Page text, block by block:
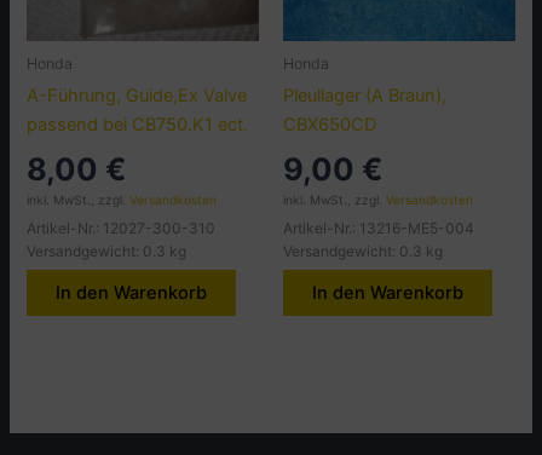
Honda
A-Führung, Guide,Ex Valve
passend bei CB750.K1 ect.
8,00 €
inkl. MwSt., zzgl.Versandkosten
Artikel-Nr.: 12027-300-310
Versandgewicht: 0.3 kg
In den Warenkorb
Honda
Pleullager (A Braun),
CBX650CD
9,00 €
inkl. MwSt., zzgl. Versandkosten
Artikel-Nr.: 13216-ME5-004
Versandgewicht: 0.3 kg
In den Warenkorb